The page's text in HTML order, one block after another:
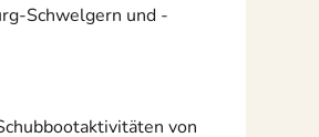
Schwelgern und -
von